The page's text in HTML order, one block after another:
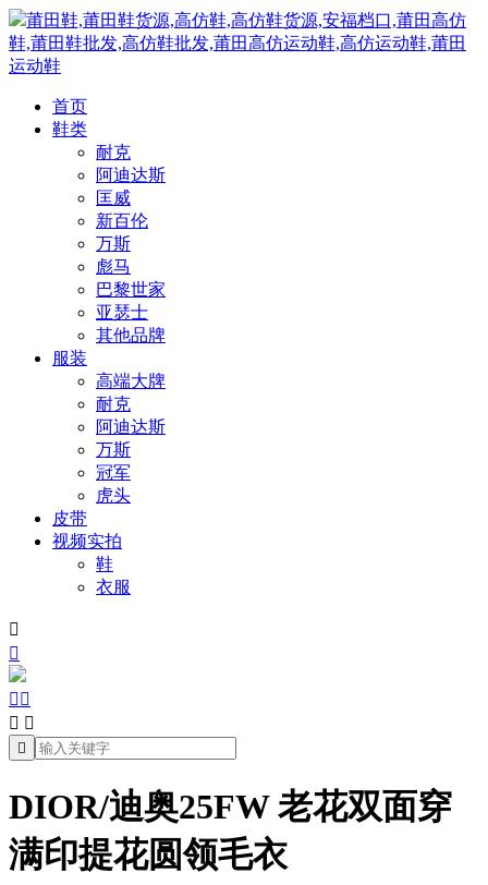
莆田鞋,莆田鞋货源,高仿鞋,高仿鞋货源,安福档口,莆田高仿
鞋,莆田鞋批发,高仿鞋批发,莆田高仿运动鞋,高仿运动鞋,莆田
运动鞋
首页
鞋类
耐克
阿迪达斯
匡威
新百伦
万斯
彪马
巴黎世家
亚瑟士
其他品牌
服装
高端大牌
耐克
阿迪达斯
万斯
冠军
虎头
皮带
视频实拍
鞋
衣服


 
 

DIOR/迪奥25FW 老花双面穿
满印提花圆领毛衣